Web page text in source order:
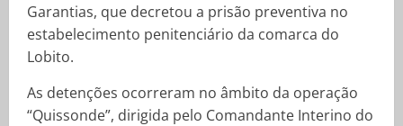
Garantias, que decretou a prisão preventiva no
estabelecimento penitenciário da comarca do
Lobito.
As detenções ocorreram no âmbito da operação
“Quissonde”, dirigida pelo Comandante Interino do